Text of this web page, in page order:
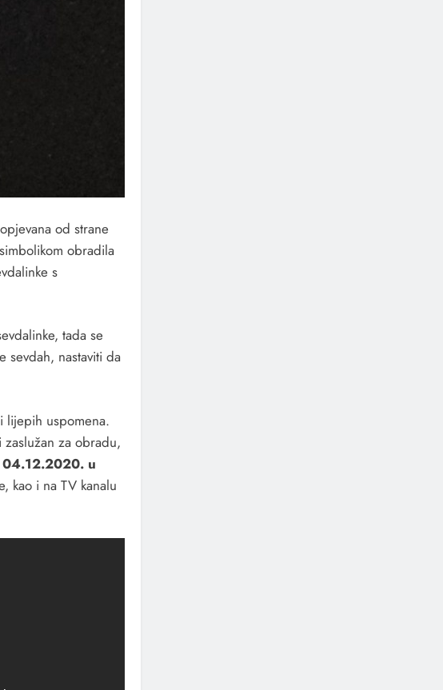
od strane
obradila
s
tada se
sevdah, nastaviti da
lijepih uspomena.
za obradu,
04.12.2020. u
kao i na TV kanalu